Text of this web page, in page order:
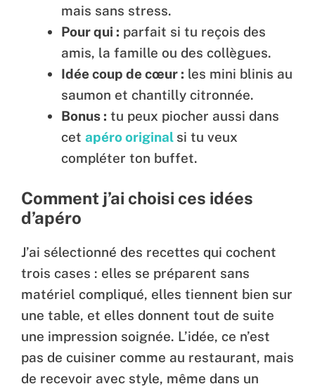
mais sans stress.
Pour qui : parfait si tu reçois des
amis, la famille ou des collègues.
Idée coup de cœur : les mini blinis au
saumon et chantilly citronnée.
Bonus : tu peux piocher aussi dans
cet apéro original si tu veux
compléter ton buffet.
Comment j’ai choisi ces idées
d’apéro
J’ai sélectionné des recettes qui cochent
trois cases : elles se préparent sans
matériel compliqué, elles tiennent bien sur
une table, et elles donnent tout de suite
une impression soignée. L’idée, ce n’est
pas de cuisiner comme au restaurant, mais
de recevoir avec style, même dans un